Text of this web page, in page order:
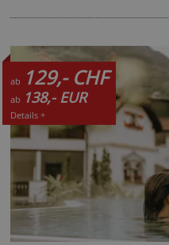
ab 129,- CHF
ab 138,- EUR
Details +